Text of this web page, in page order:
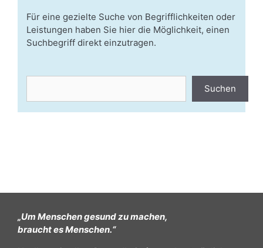
Für eine gezielte Suche von Begrifflichkeiten oder
Leistungen haben Sie hier die Möglichkeit, einen
Suchbegriff direkt einzutragen.
Suchen
„Um Menschen gesund zu machen,
braucht es Menschen.“